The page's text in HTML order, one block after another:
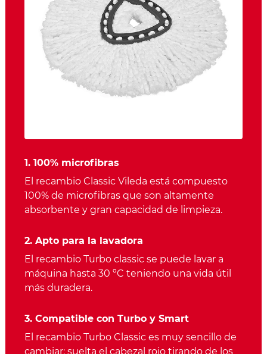
1. 100% microfibras
El recambio Classic Vileda está compuesto
100% de microfibras que son altamente
absorbente y gran capacidad de limpieza.
2. Apto para la lavadora
El recambio Turbo classic se puede lavar a
máquina hasta 30 ºC teniendo una vida útil
más duradera.
3. Compatible con Turbo y Smart
El recambio Turbo Classic es muy sencillo de
cambiar: suelta el cabezal rojo tirando de los